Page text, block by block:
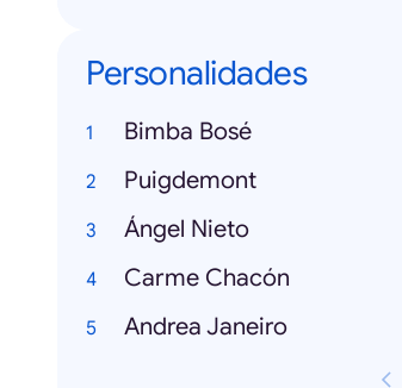
Personalidades
Bimba Bosé
Puigdemont
Ángel Nieto
Carme Chacón
Andrea Janeiro